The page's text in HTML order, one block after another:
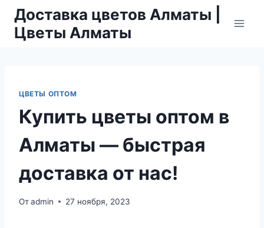
Перейти
содержимому
Доставка цветов Алматы |
Цветы Алматы
ЦВЕТЫ ОПТОМ
Купить цветы оптом в
Алматы — быстрая
доставка от нас!
Отadmin 27 ноября, 2023